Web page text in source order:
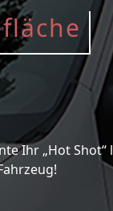
Ihr „Hot